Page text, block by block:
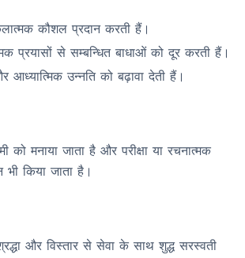
कौशल प्रदान करती हैं।
प्रयासों से सम्बन्धित बाधाओं को दूर करती हैं।
आध्यात्मिक उन्नति को बढ़ावा देती हैं।
मनाया जाता है और परीक्षा या रचनात्मक
भी किया जाता है।
और विस्तार से सेवा के साथ शुद्ध सरस्वती